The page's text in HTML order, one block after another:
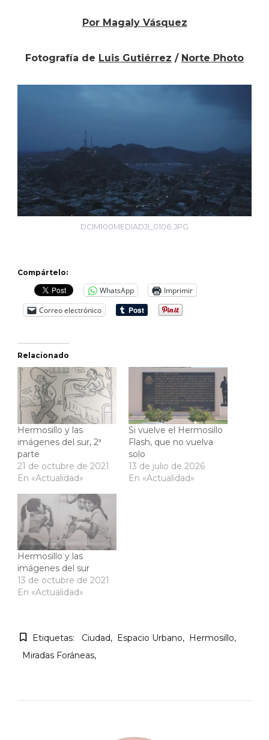
Por Magaly Vásquez
Fotografía de Luis Gutiérrez / Norte Photo
DCIM100MEDIADJI_0106.JPG
Compártelo:
WhatsApp
Imprimir
Correo electrónico
Relacionado
Hermosillo y las
imágenes del sur, 2ª
parte
21 de octubre de 2021
En «Actualidad»
Si vuelve el Hermosillo
Flash, que no vuelva
solo
13 de julio de 2026
En «Actualidad»
Hermosillo y las
imágenes del sur
13 de octubre de 2021
En «Actualidad»
Etiquetas: Ciudad Espacio Urbano
Hermosillo
Miradas Foráneas